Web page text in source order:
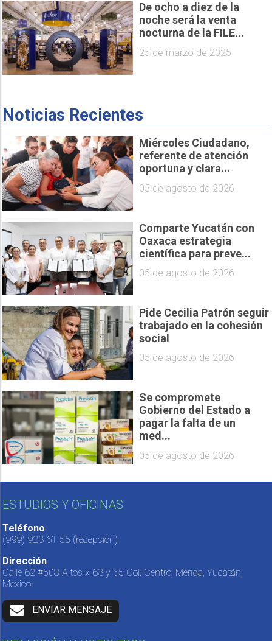
De ocho a diez de la
noche será la venta
nocturna de la FILE...
25 de marzo de 2025
Noticias Recientes
Miércoles Ciudadano,
referente de atención
oportuna y clara...
05 de agosto de 2026
Comparte Yucatán con
Oaxaca estrategia
científica para preve...
05 de agosto de 2026
Pide Cecilia Patrón seguir
trabajado en la cohesión
social
05 de agosto de 2026
Se compromete
Gobierno del Estado a
pagar la falta de un
med...
05 de agosto de 2026
ESTUDIOS Y OFICINAS
Teléfono
(999) 923 61 55 (recepción)
Dirección
Calle 62 #508 Altos x 63 y 65 Col. Centro, Mérida, Yucatán,
México.
ENVIAR MENSAJE